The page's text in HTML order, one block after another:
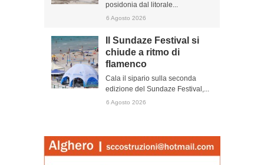
posidonia dal litorale...
6 Agosto 2026
Il Sundaze Festival si
chiude a ritmo di
flamenco
Cala il sipario sulla seconda
edizione del Sundaze Festival,...
6 Agosto 2026